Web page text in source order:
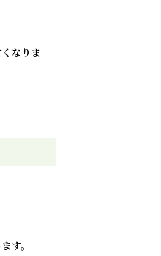
なりま
す。